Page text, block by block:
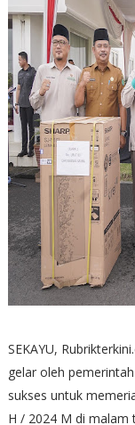
SEKAYU,
gelar oleh
sukses untuk
H / 2024 M di malam